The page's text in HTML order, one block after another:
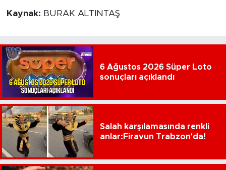
Kaynak: BURAK ALTINTAŞ
6 Ağustos 2026 Süper Loto
sonuçları açıklandı
Salah karşılamasında renkli
anlar:Firavun Trabzon'da!